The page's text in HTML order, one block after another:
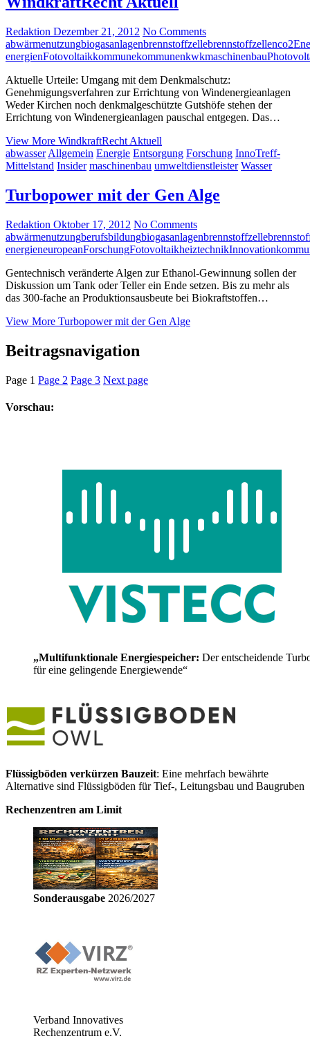
Redaktion Dezember 21, 2012 No Comments
abwärmenutzungbiogasanlagenbrennstoffzellebrennstoffzellenco2
energienFotovoltaikkommunekommunenkwkmaschinenbau
Aktuelle Urteile: Umgang mit dem Denkmalschutz:
Genehmigungsverfahren zur Errichtung von Windenergieanlagen
Weder Kirchen noch denkmalgeschützte Gutshöfe stehen der
Errichtung von Windenergieanlagen pauschal entgegen. Das…
View More WindkraftRecht Aktuell
abwasser Allgemein Energie Entsorgung Forschung InnoTreff-
Mittelstand Insider maschinenbau umweltdienstleister Wasser
Turbopower mit der Gen Alge
Redaktion Oktober 17, 2012 No Comments
abwärmenutzungberufsbildungbiogasanlagenbrennstoffzelle
energieneuropeanForschungFotovoltaikheiztechnikInnovation
Gentechnisch veränderte Algen zur Ethanol-Gewinnung sollen der
Diskussion um Tank oder Teller ein Ende setzen. Bis zu mehr als
das 300-fache an Produktionsausbeute bei Biokraftstoffen…
View More Turbopower mit der Gen Alge
Beitragsnavigation
Page 1 Page 2 Page 3 Next page
Vorschau:
„Multifunktionale Energiespeicher: Der entscheidende
für eine gelingende Energiewende“
Flüssigböden verkürzen Bauzeit: Eine mehrfach bewährte
Alternative sind Flüssigböden für Tief-, Leitungsbau und Baugruben
Rechenzentren am Limit
Sonderausgabe 2026/2027
Verband Innovatives
Rechenzentrum e.V.